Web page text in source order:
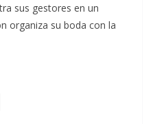
sus gestores en un
organiza su boda con la